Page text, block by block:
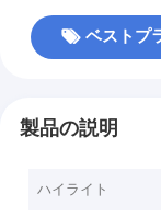
ベストプ
製品の説明
ハイライト